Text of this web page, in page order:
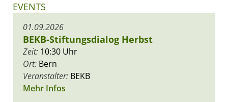
EVENTS
01.09.2026
BEKB-Stiftungsdialog Herbst
Zeit: 10:30 Uhr
Ort: Bern
Veranstalter: BEKB
Mehr Infos